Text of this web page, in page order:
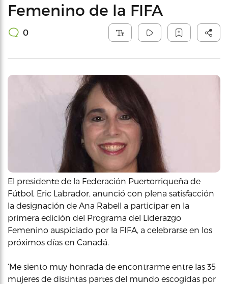
Femenino de la FIFA
0
El presidente de la Federación Puertorriqueña de
Fútbol, Eric Labrador, anunció con plena satisfacción
la designación de Ana Rabell a participar en la
primera edición del Programa del Liderazgo
Femenino auspiciado por la FIFA, a celebrarse en los
próximos días en Canadá.
‘Me siento muy honrada de encontrarme entre las 35
mujeres de distintas partes del mundo escogidas por